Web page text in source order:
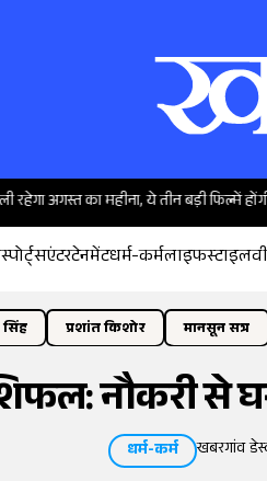
महीना, ये तीन बड़ी फिल्में होंगी रिलीज
स्पोर्ट्सएंटरटेनमेंटधर्म-कर्मलाइफस्टाइल
प्रशांत किशोर मानसून सत्र
नौकरी से
धर्म-कर्म खबरगांव